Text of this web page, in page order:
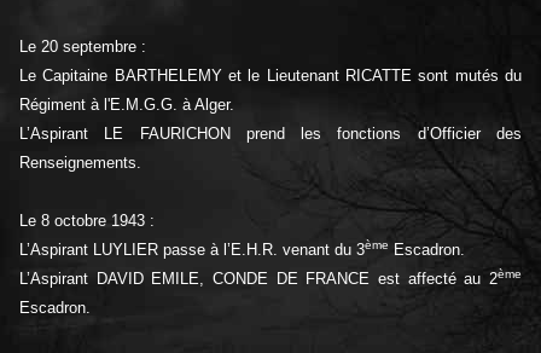
Le 20 septembre :
Le Capitaine BARTHELEMY et le Lieutenant RICATTE sont mutés du
Régiment à l'E.M.G.G. à Alger.
L’Aspirant LE FAURICHON prend les fonctions d’Officier des
Renseignements.
Le 8 octobre 1943 :
L’Aspirant LUYLIER passe à l’E.H.R. venant du 3ème Escadron.
L’Aspirant DAVID EMILE, CONDE DE FRANCE est affecté au 2ème
Escadron.